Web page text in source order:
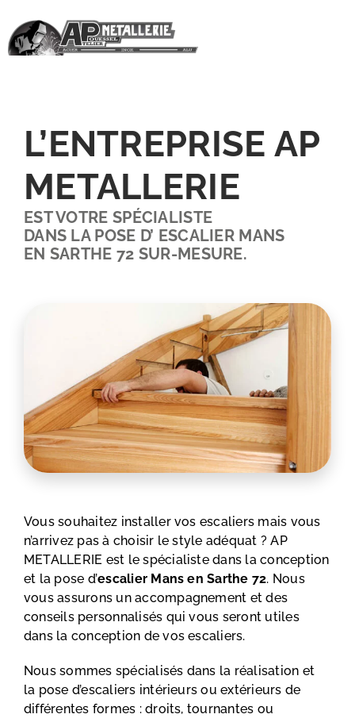
au
contenu
Vous souhaitez installer vos escaliers mais vous
n’arrivez pas à choisir le style adéquat ? AP
METALLERIE est le spécialiste dans la conception
et la pose d’escalier Mans en Sarthe 72. Nous
vous assurons un accompagnement et des
conseils personnalisés qui vous seront utiles
dans la conception de vos escaliers.
Nous sommes spécialisés dans la réalisation et
la pose d’escaliers intérieurs ou extérieurs de
différentes formes : droits, tournantes ou
L’ENTREPRISE AP
METALLERIE
EST VOTRE SPÉCIALISTE
DANS LA POSE D’ ESCALIER MANS
EN SARTHE 72 SUR-MESURE.